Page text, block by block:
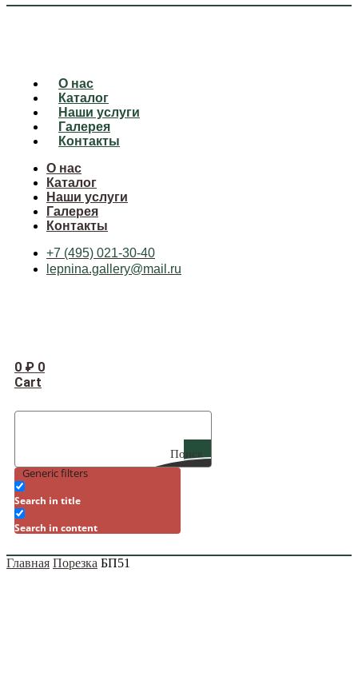
О нас
Каталог
Наши услуги
Галерея
Контакты
О нас
Каталог
Наши услуги
Галерея
Контакты
+7 (495) 021-30-40
lepnina.gallery@mail.ru
0 ₽ 0
Cart
Поиск
Generic filters
Search in title
Search in content
Главная Порезка БП51